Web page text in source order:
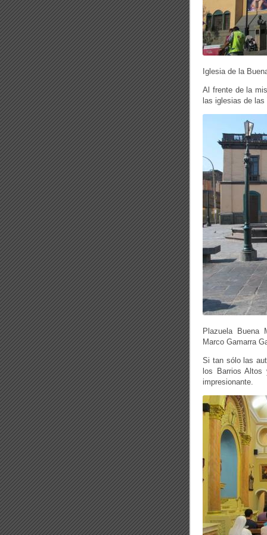
Iglesia de la
Al frente de la
las iglesias de
Plazuela Buena
Marco Gamarra
Si tan sólo las
los Barrios
impresionante.